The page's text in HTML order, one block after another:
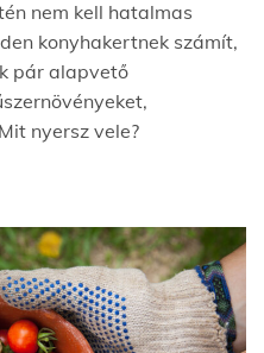
nem kell hatalmas
konyhakertnek számít,
pár alapvető
nyersz vele?